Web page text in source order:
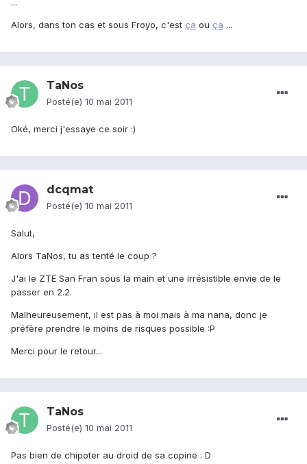
...
Alors, dans ton cas et sous Froyo, c'est ça ou ça ...
TaNos
Posté(e) 10 mai 2011
Oké, merci j'essaye ce soir :)
dcqmat
Posté(e) 10 mai 2011
Salut,
Alors TaNos, tu as tenté le coup ?
J'ai le ZTE San Fran sous la main et une irrésistible envie de le
passer en 2.2.
Malheureusement, il est pas à moi mais à ma nana, donc je
préfère prendre le moins de risques possible :P
Merci pour le retour...
TaNos
Posté(e) 10 mai 2011
Pas bien de chipoter au droid de sa copine : D